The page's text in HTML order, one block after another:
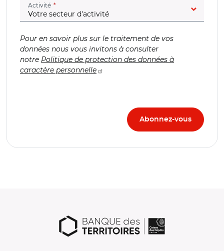
Activité (champ obligatoire)
Pour en savoir plus sur le traitement de vos
données nous vous invitons à consulter
notre Politique de protection des données à
caractère personnelle